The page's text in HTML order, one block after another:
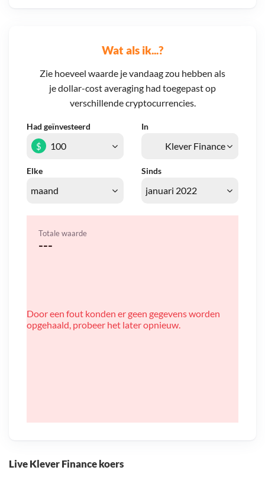
Live Klever Finance koers
Wat als ik...?
Zie hoeveel waarde je vandaag zou hebben als
je dollar-cost averaging had toegepast op
verschillende cryptocurrencies.
Had geïnvesteerd In
Elke Sinds
$
Totale waarde
---
Door een fout konden er geen gegevens worden
opgehaald, probeer het later opnieuw.